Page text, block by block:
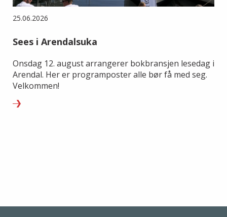
25.06.2026
Sees i Arendalsuka
Onsdag 12. august arrangerer bokbransjen lesedag i
Arendal. Her er programposter alle bør få med seg.
Velkommen!